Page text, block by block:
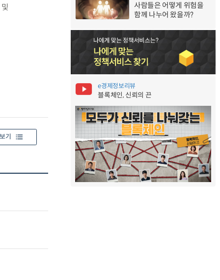
기
사람들은 어떻게 위험을
함께 나누어 왔을까?
e경제정보리뷰
블록체인, 신뢰의 끈